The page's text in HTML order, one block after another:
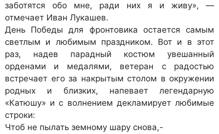
заботятся обо мне, ради них я и живу», —
отмечает Иван Лукашев.
День Победы для фронтовика остается самым
светлым и любимым праздником. Вот и в этот
раз, надев парадный костюм увешанный
орденами и медалями, ветеран с радостью
встречает его за накрытым столом в окружении
родных и близких, напевает легендарную
«Катюшу» и с волнением декламирует любимые
строки:
Чтоб не пылать земному шару снова,-